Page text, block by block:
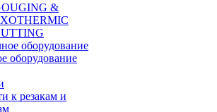
&
оборудование
к резакам и